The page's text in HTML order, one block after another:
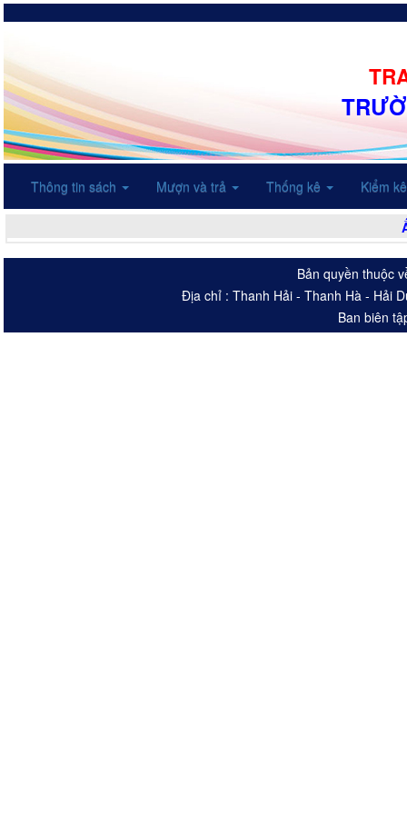
Thông tin sách Mượn và trả Thống kê Kiểm
Bản quyền thuộc
Địa chỉ : Thanh Hải - Thanh Hà - Hải
Ban biên